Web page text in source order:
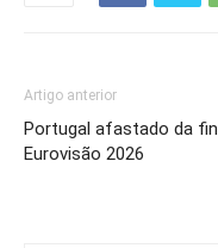
Artigo anterior
Portugal afastado da
Eurovisão 2026